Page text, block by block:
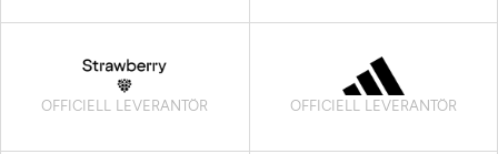
OFFICIELL LEVERANTÖR OFFICIELL LEVERANTÖR